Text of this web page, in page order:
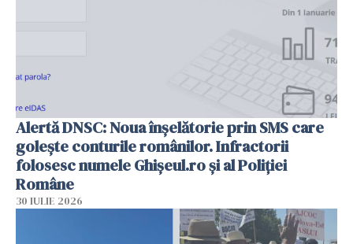
Alertă DNSC: Noua înșelătorie prin SMS care
golește conturile românilor. Infractorii
folosesc numele Ghișeul.ro și al Poliției
Române
30 IULIE 2026